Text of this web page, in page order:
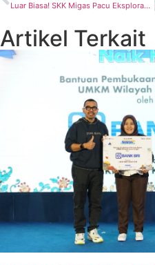
Luar Biasa! SKK Migas Pacu Eksplorasi Besar-Besaran demi Dongkrak Produksi Migas
Artikel Terkait